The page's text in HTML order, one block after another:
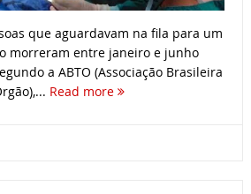
que aguardavam na fila para um
morreram entre janeiro e junho
a ABTO (Associação Brasileira
Read more